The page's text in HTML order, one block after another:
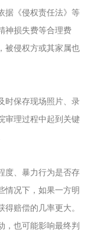
据《侵权责任法》等
神损失费等合理费
被侵权方或其家属也
时保存现场照片、录
审理过程中起到关键
度、暴力行为是否存
情况下，如果一方明
赔偿的几率更大。
，也可能影响最终判